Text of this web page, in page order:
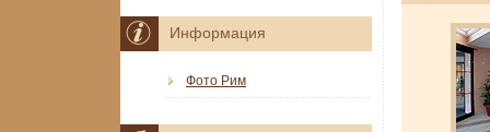
Информация
Фото Рим